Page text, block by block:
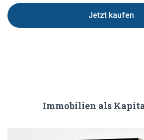
Jetzt kaufen
Immobilien als